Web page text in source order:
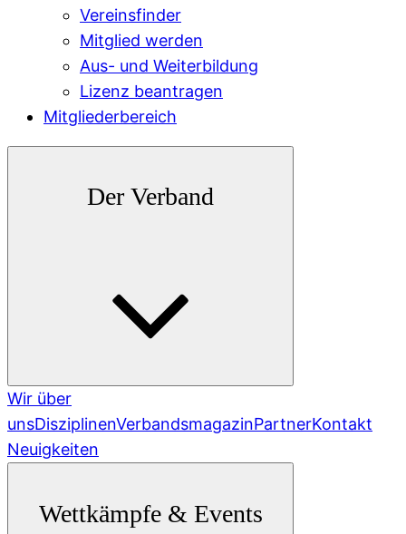
Vereinsfinder
Mitglied werden
Aus- und Weiterbildung
Lizenz beantragen
Mitgliederbereich
Der Verband
Wir über
unsDisziplinenVerbandsmagazinPartnerKontakt
Neuigkeiten
Wettkämpfe & Events